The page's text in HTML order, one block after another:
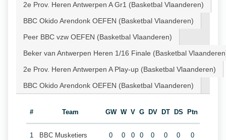
2e Prov. Heren Antwerpen A Gr1 (Basketbal Vlaanderen)
BBC Okido Arendonk OEFEN (Basketbal Vlaanderen)
Peer BBC vzw OEFEN (Basketbal Vlaanderen)
Beker van Antwerpen Heren 1/16 Finale (Basketbal
2e Prov. Heren Antwerpen A Play-up (Basketbal Vlaanderen)
BBC Okido Arendonk OEFEN (Basketbal Vlaanderen)
# Team GW W V G DV DT DS Ptn
1 BBC Musketiers 0 0 0 0 0 0 0 0